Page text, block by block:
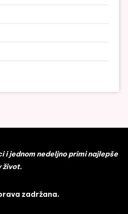
i jednom nedeljno primi najlepše
život.
zadržana.